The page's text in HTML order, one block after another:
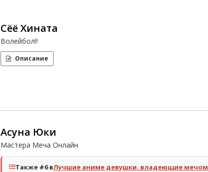
Сёё Хината
Волейбол!!
Описание
Асуна Юки
Мастера Меча Онлайн
Также #6 вЛучшие аниме девушки, владеющие мечом